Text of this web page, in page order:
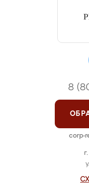
8
corp-